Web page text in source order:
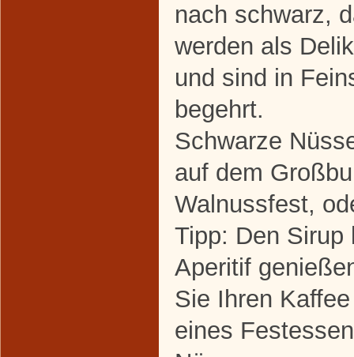
nach schwarz,
werden als
und sind in
begehrt.
Schwarze
auf dem
Walnussfest,
Tipp: Den
Aperitif
Sie Ihren
eines